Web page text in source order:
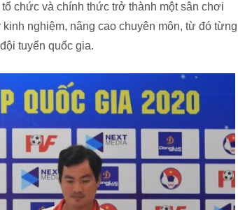
chức và chính thức trở thành một sân chơi
nghiệm, nâng cao chuyên môn, từ đó từng
tuyển quốc gia.